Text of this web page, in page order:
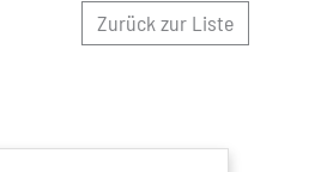
Zurück zur Liste